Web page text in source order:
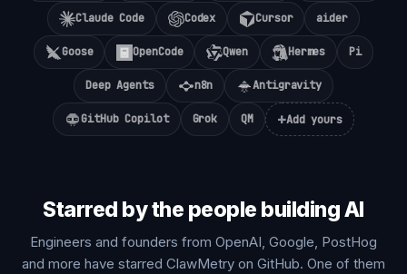
Claude Code Codex Cursor aider
Goose OpenCode Qwen Hermes Pi
Deep Agents n8n Antigravity
GitHub Copilot Grok QM +Add yours
Starred by the people building AI
Engineers and founders from OpenAI, Google, PostHog
and more have starred ClawMetry on GitHub. One of them